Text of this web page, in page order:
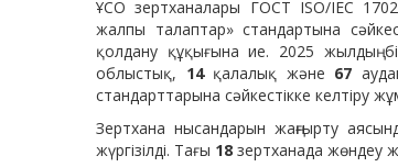
ҰСО зертханалары ГОСТ ISO/IEC
жалпы талаптар» стандартына
қолдану құқығына ие. 2025 жылдың
облыстық, 14қалалық және 67
стандарттарына сәйкестікке келтіру
Зертхана нысандарын жаңғырту
жүргізілді. Тағы 18 зертханада жөндеу